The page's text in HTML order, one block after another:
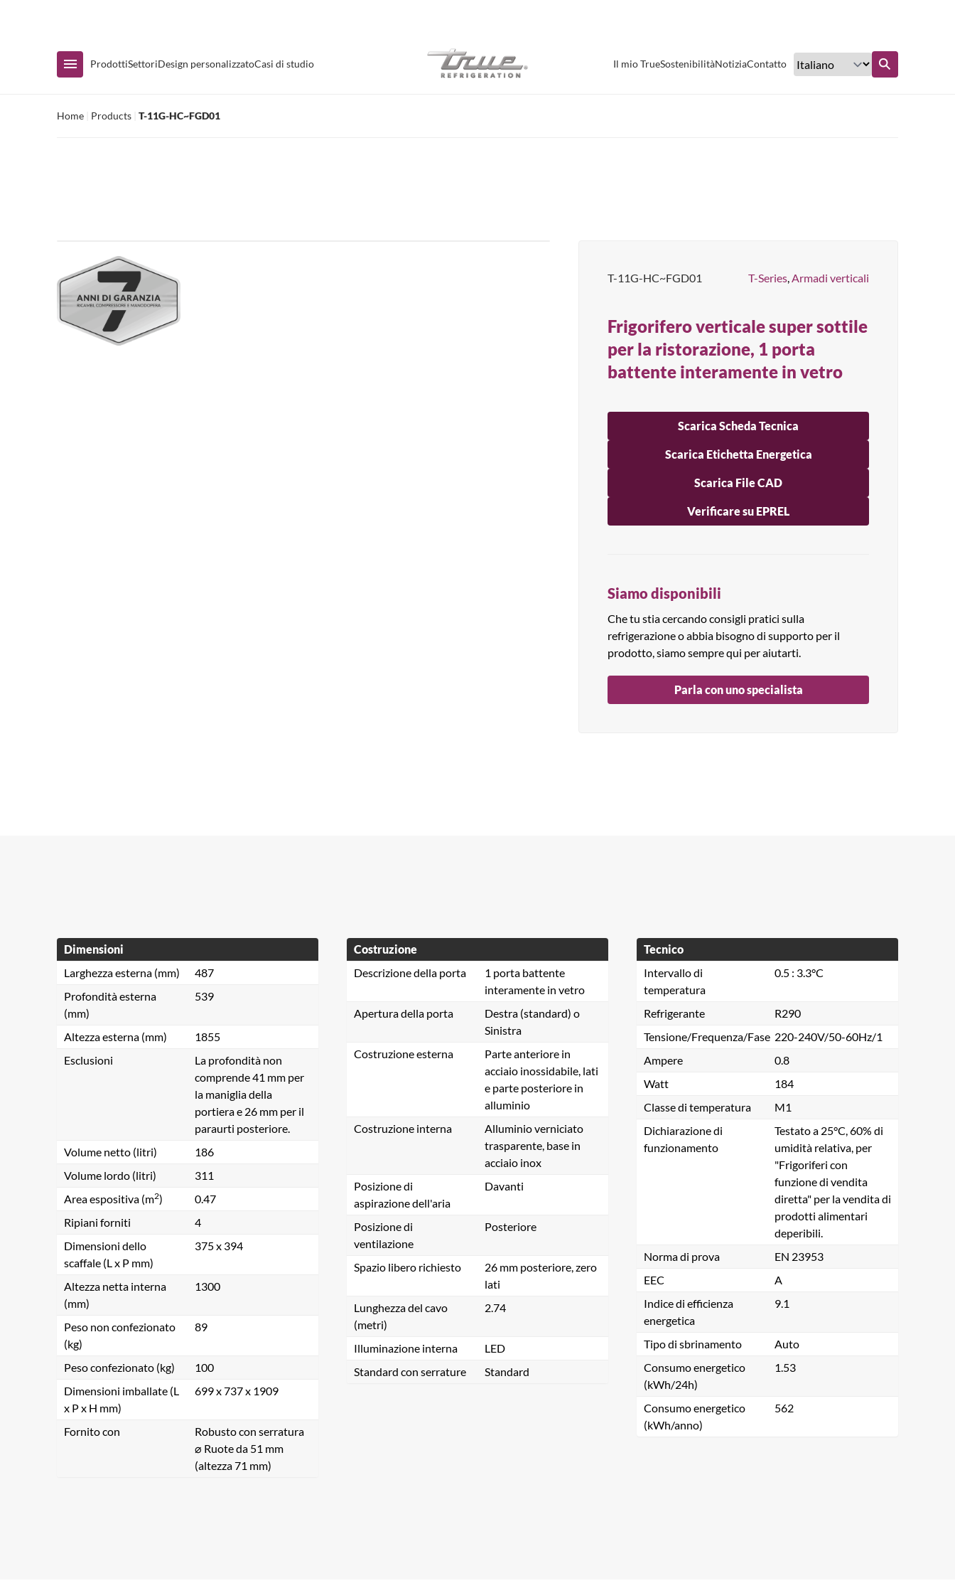
Prodotti
Tavoli di preparazione
Armadi verticali
SettoriDesign personalizzatoCasi di studio Il mio TrueSostenibilitàNotiziaContatto
Home Products T-11G-HC~FGD01
T-11G-HC~FGD01 T-Series,Armadi verticali
Frigorifero verticale super sottile
per la ristorazione, 1 porta
battente interamente in vetro
Scarica Scheda Tecnica
Scarica Etichetta Energetica
Scarica File CAD
Verificare su EPREL
Siamo disponibili
Che tu stia cercando consigli pratici sulla
refrigerazione o abbia bisogno di supporto per il
prodotto, siamo sempre qui per aiutarti.
Parla con uno specialista
Dimensioni
Larghezza esterna (mm)
487
Profondità esterna
(mm)
539
Altezza esterna (mm)
1855
Esclusioni
La profondità non
comprende 41 mm per
la maniglia della
portiera e 26 mm per il
paraurti posteriore.
Volume netto (litri)
186
Volume lordo (litri)
311
Area espositiva (m2)
0.47
Ripiani forniti
4
Dimensioni dello
scaffale (L x P mm)
375 x 394
Altezza netta interna
(mm)
1300
Peso non confezionato
(kg)
89
Peso confezionato (kg)
100
Dimensioni imballate (L
x P x H mm)
699 x 737 x 1909
Fornito con
Robusto con serratura
⌀ Ruote da 51 mm
(altezza 71 mm)
Costruzione
Descrizione della porta
1 porta battente
interamente in vetro
Apertura della porta
Destra (standard) o
Sinistra
Costruzione esterna
Parte anteriore in
acciaio inossidabile, lati
e parte posteriore in
alluminio
Costruzione interna
Alluminio verniciato
trasparente, base in
acciaio inox
Posizione di
aspirazione dell'aria
Davanti
Posizione di
ventilazione
Posteriore
Spazio libero richiesto
26 mm posteriore, zero
lati
Lunghezza del cavo
(metri)
2.74
Illuminazione interna
LED
Standard con serrature
Standard
Tecnico
Intervallo di
temperatura
0.5 : 3.3°C
Refrigerante
R290
Tensione/Frequenza/Fase 220-240V/50-60Hz/1
Ampere
0.8
Watt
184
Classe di temperatura
M1
Dichiarazione di
funzionamento
Testato a 25°C, 60% di
umidità relativa, per
"Frigoriferi con
funzione di vendita
diretta" per la vendita di
prodotti alimentari
deperibili.
Norma di prova
EN 23953
EEC
A
Indice di efficienza
energetica
9.1
Tipo di sbrinamento
Auto
Consumo energetico
(kWh/24h)
1.53
Consumo energetico
(kWh/anno)
562